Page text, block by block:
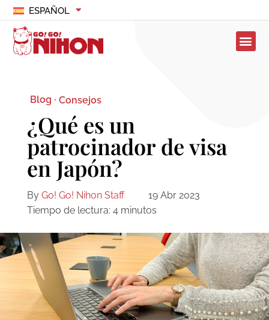
ESPAÑOL
Blog · Consejos
¿Qué es un
patrocinador de visa
en Japón?
By Go! Go! Nihon Staff
19 Abr 2023
Tiempo de lectura: 4 minutos